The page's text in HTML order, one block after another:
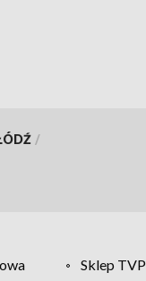
/
Sklep TVP